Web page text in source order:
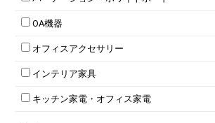
ラテラル書庫
ダイヤル錠ロッカー
ダイヤル錠ロッカー
ワードローブ・クローゼット
会議テーブルW1200～
会議テーブルW1800～
平行スタックテーブル
会議テーブルその他
ハイチェア
ミーティングチェアその他
応接テーブル
応接・役員家具その他
ローカウンター
ラウンジカウンター
受付カウンターその他
パーテーション
自立タイプパーテーション
パーテーションその他
脚付ホワイトボード
壁掛けホワイトボード
ホワイトボードその他
OA機器
電話機（ビジネスフォン）
シュレッダー
プロジェクター
スクリーン
オフィスアクセサリー
チェア用台車
演台・講演台・演説台
防音パネル
個室ブース
インテリア家具
モールドチェア
ダイニングチェア
キッチン家電・オフィス家電